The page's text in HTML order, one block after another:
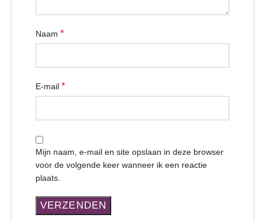
Naam *
E-mail *
Mijn naam, e-mail en site opslaan in deze browser
voor de volgende keer wanneer ik een reactie
plaats.